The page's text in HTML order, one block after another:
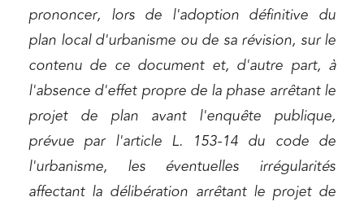
prononcer, lors de l'adoption définitive du
plan local d'urbanisme ou de sa révision, sur le
contenu de ce document et, d'autre part, à
l'absence d'effet propre de la phase arrêtant le
projet de plan avant l'enquête publique,
prévue par l'article L. 153-14 du code de
l'urbanisme, les éventuelles irrégularités
affectant la délibération arrêtant le projet de